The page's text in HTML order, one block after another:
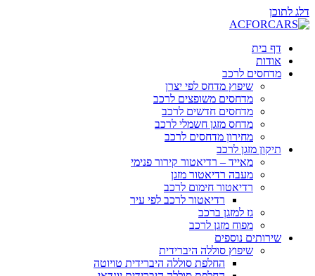
דלג לתוכן
דף בית
אודות
מדחסים לרכב
שיפוץ מדחס לפי יצרן
מדחסים משופצים לרכב
מדחסים חדשים לרכב
מדחס מזגן חשמלי לרכב
מחירון מדחסים לרכב
תיקון מזגן לרכב
מאייד – רדיאטור קירור פנימי
מעבה רדיאטור מזגן
רדיאטור חימום לרכב
רדיאטור לרכב לפי עיר
גז למזגן ברכב
מפוח מזגן לרכב
שירותים נוספים
שיפוץ סוללה היברידית
החלפת סוללה היברידית טויוטה